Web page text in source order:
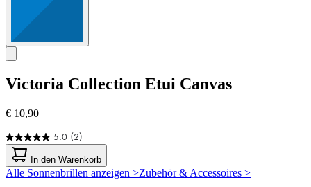
Victoria Collection Etui Canvas
€ 10,90
5.0 (2)
5.0
von
5
Sternen.
In den Warenkorb
Alle Sonnenbrillen anzeigen >Zubehör & Accessoires >